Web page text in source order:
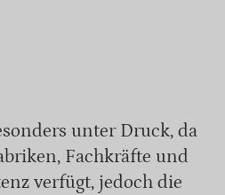
unter Druck, da
Fachkräfte und
verfügt, jedoch die